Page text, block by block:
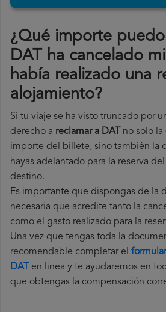
¿Qué importe
DAT ha cancelado
había realizado una
alojamiento?
Si tu viaje se ha visto truncado por
derecho a reclamar a DAT no solo
importe del billete, sino también la
hayas adelantado para la reserva
destino.
Es importante que dispongas de la
necesaria que acredite tanto la
como el gasto realizado para la
Una vez que tengas toda la
recomendable completar el
DAT en linea y te ayudaremos en
que obtengas la compensación